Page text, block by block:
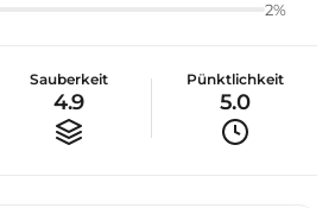
2%
Sauberkeit
4.9
Pünktlichkeit
5.0